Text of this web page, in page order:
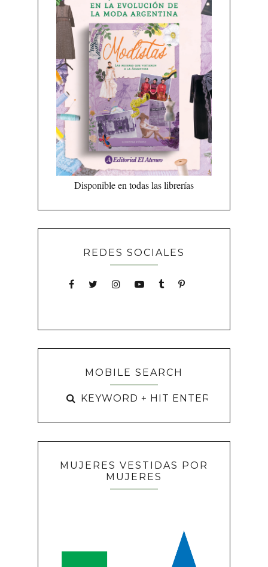
Disponible en todas las librerías
REDES SOCIALES
MOBILE SEARCH
MUJERES VESTIDAS POR
MUJERES